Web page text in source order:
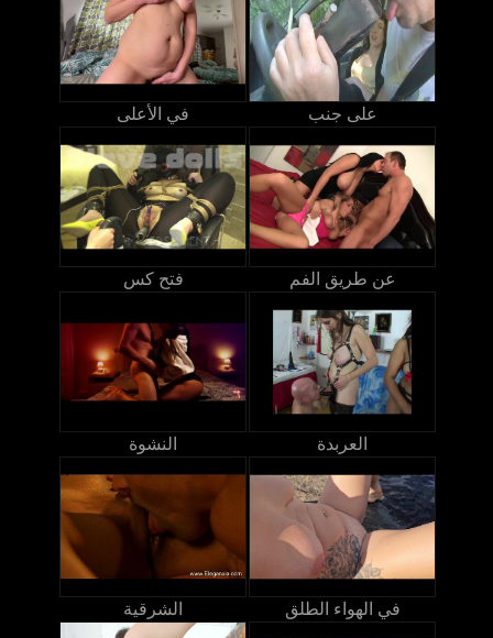
في الأعلى على جنب
فتح كس عن طريق الفم
النشوة العربدة
الشرقية في الهواء الطلق